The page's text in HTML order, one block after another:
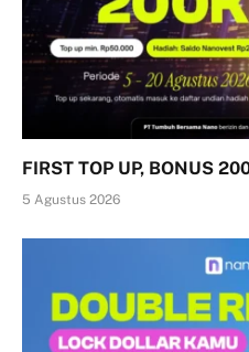
FIRST TOP UP, BONUS
5 Agustus 2026